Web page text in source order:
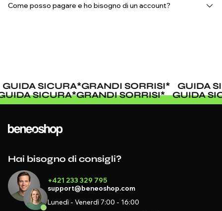
Come posso pagare e ho bisogno di un account?
SICURA*GRANDI SORRISI*
GUIDA
* GUIDA SICURA*GRANDI SORRISI*
Hai bisogno di consigli?
+421 233 329 795
support@beneoshop.com
Lunedì - Venerdì 7:00 - 16:00